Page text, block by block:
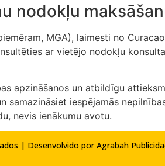
nodokļu
MGA), laimesti no
ar vietējo nodokļu
apzināšanos un atbildīgu
iespējamās
nevis ienākumu avotu.
| Desenvolvido porAgrabah